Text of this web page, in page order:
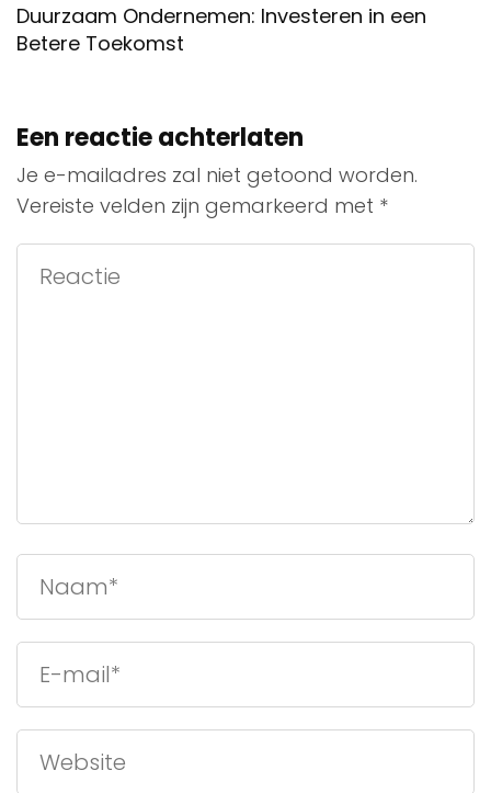
Duurzaam Ondernemen: Investeren in een
Betere Toekomst
Een reactie achterlaten
Je e-mailadres zal niet getoond worden.
Vereiste velden zijn gemarkeerd met *